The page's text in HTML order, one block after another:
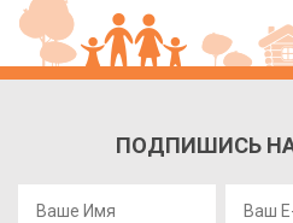
ПОДПИШИСЬ